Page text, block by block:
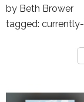
by Beth Brower
tagged: